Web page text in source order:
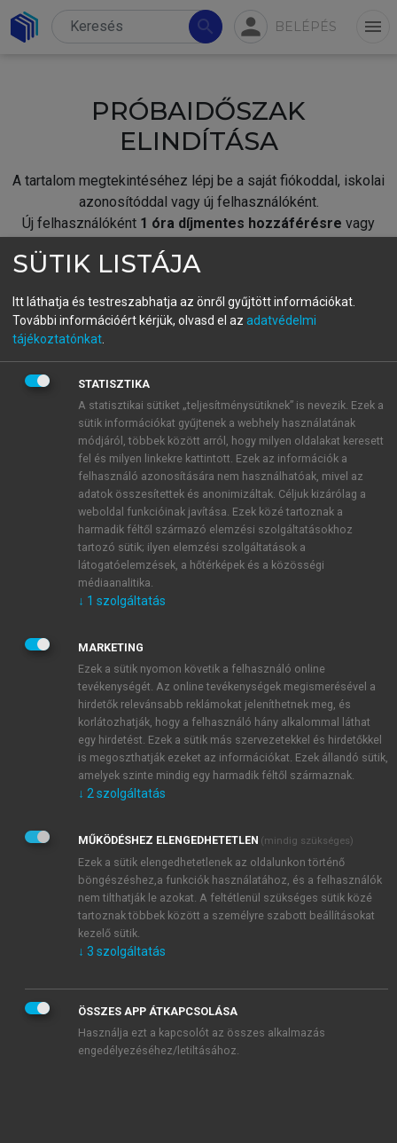
search person BELÉPÉS menu
PRÓBAIDŐSZAK
ELINDÍTÁSA
A tartalom megtekintéséhez lépj be a saját fiókoddal, iskolai
azonosítóddal vagy új felhasználóként.
Új felhasználóként 1 óra díjmentes hozzáférésre vagy
fiókoddal,vagy hozz létre új fiókot.
A regisztráció után apróbaidőszakautomatikusan
BELÉPÉS SAJÁT FIÓKKAL
ÚJ FIÓK LÉTREHOZÁSA
1 óra díjmentes hozzáférés
E-MAIL-CÍM
JELSZÓ
JELSZÓ ÚJRA
Kérek értesítést a MeRSZ újdonságairól, akcióiról.
Kérek értesítést az Akadémiai Kiadó Zrt. újdonságairól,
Adatkezelési tájékoztatóbanfoglaltakat tudomásul
veszem és elfogadom.
Általános vásárlási feltételeket, valamint a szotar.netés a
mersz.huoldalak licencszerződéseiben foglaltakat
tudomásul veszem és elfogadom.
KIPRÓBÁLOM
SÜTIK LISTÁJA
Itt láthatja és testreszabhatja az önről gyűjtött információkat.
További információért kérjük, olvasd el az adatvédelmi
tájékoztatónkat
STATISZTIKA
A statisztikai sütiket „teljesítménysütiknek” is nevezik. Ezek a
sütik információkat gyűjtenek a webhely használatának
módjáról, többek között arról, hogy milyen oldalakat keresett
fel és milyen linkekre kattintott. Ezek az információk a
felhasználó azonosítására nem használhatóak, mivel az
adatok összesítettek és anonimizáltak. Céljuk kizárólag a
weboldal funkcióinak javítása. Ezek közé tartoznak a
harmadik féltől származó elemzési szolgáltatásokhoz
tartozó sütik; ilyen elemzési szolgáltatások a
látogatóelemzések, a hőtérképek és a közösségi
médiaanalitika.
↓ 1 szolgáltatás
MARKETING
Ezek a sütik nyomon követik a felhasználó online
tevékenységét. Az online tevékenységek megismerésével a
hirdetők relevánsabb reklámokat jeleníthetnek meg, és
korlátozhatják, hogy a felhasználó hány alkalommal láthat
egy hirdetést. Ezek a sütik más szervezetekkel és hirdetőkkel
is megoszthatják ezeket az információkat. Ezek állandó sütik,
amelyek szinte mindig egy harmadik féltől származnak.
↓ 2 szolgáltatás
MŰKÖDÉSHEZ ELENGEDHETETLEN (mindig szükséges)
Ezek a sütik elengedhetetlenek az oldalunkon történő
böngészéshez,a funkciók használatához, és a felhasználók
nem tilthatják le azokat. A feltétlenül szükséges sütik közé
tartoznak többek között a személyre szabott beállításokat
kezelő sütik.
↓ 3 szolgáltatás
ÖSSZES APP ÁTKAPCSOLÁSA
Használja ezt a kapcsolót az összes alkalmazás
engedélyezéséhez/letiltásához.